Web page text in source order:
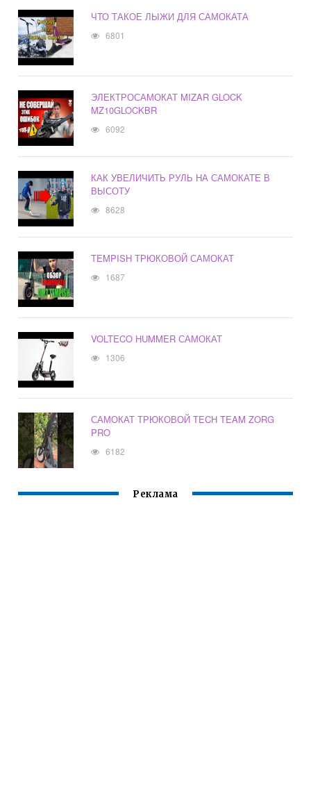
ЧТО ТАКОЕ ЛЫЖИ ДЛЯ САМОКАТА
6801
ЭЛЕКТРОСАМОКАТ MIZAR GLOCK
MZ10GLOCKBR
6092
КАК УВЕЛИЧИТЬ РУЛЬ НА САМОКАТЕ В
ВЫСОТУ
8628
TEMPISH ТРЮКОВОЙ САМОКАТ
1687
VOLTECO HUMMER САМОКАТ
1306
САМОКАТ ТРЮКОВОЙ TECH TEAM ZORG
PRO
6182
Реклама